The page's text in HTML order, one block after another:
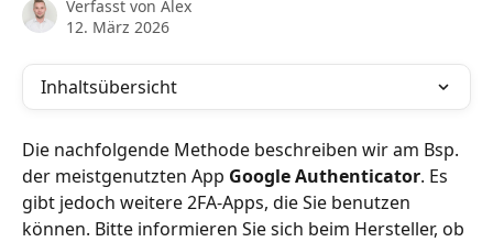
Verfasst von Alex
12. März 2026
Inhaltsübersicht
Die nachfolgende Methode beschreiben wir am Bsp.
der meistgenutzten App Google Authenticator. Es
gibt jedoch weitere 2FA-Apps, die Sie benutzen
können. Bitte informieren Sie sich beim Hersteller, ob